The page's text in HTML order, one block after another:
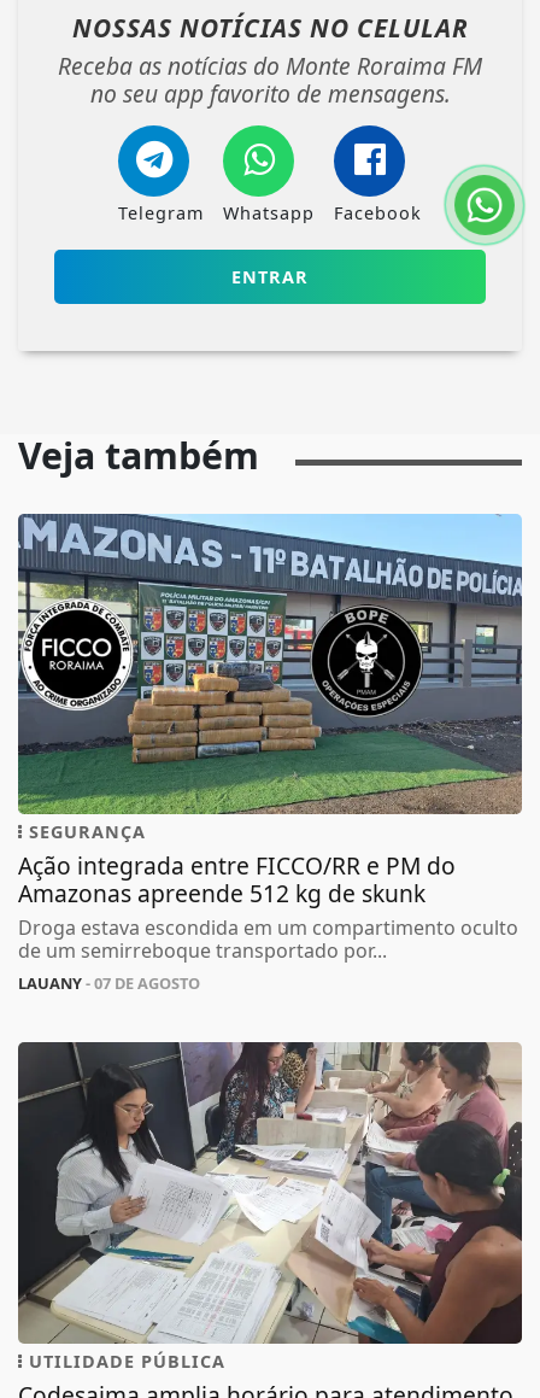
NOSSAS NOTÍCIAS NO CELULAR
Receba as notícias do Monte Roraima FM
no seu app favorito de mensagens.
Telegram Whatsapp Facebook
ENTRAR
Veja também
SEGURANÇA
Ação integrada entre FICCO/RR e PM do
Amazonas apreende 512 kg de skunk
Droga estava escondida em um compartimento oculto
de um semirreboque transportado por...
LAUANY- 07 DE AGOSTO
UTILIDADE PÚBLICA